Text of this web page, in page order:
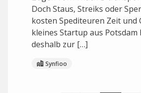
Doch Staus, Streiks oder
kosten Spediteuren Zeit und
kleines Startup aus Potsdam
deshalb zur […]
Synfioo